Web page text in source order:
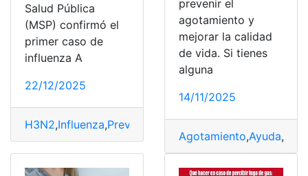
Salud Pública
(MSP) confirmó el
primer caso de
influenza A
22/12/2025
H3N2,Influenza,Prevenir Recomendaciones
prevenir el
agotamiento y
mejorar la calidad
de vida. Si tienes
alguna
14/11/2025
Agotamiento,Ayuda,